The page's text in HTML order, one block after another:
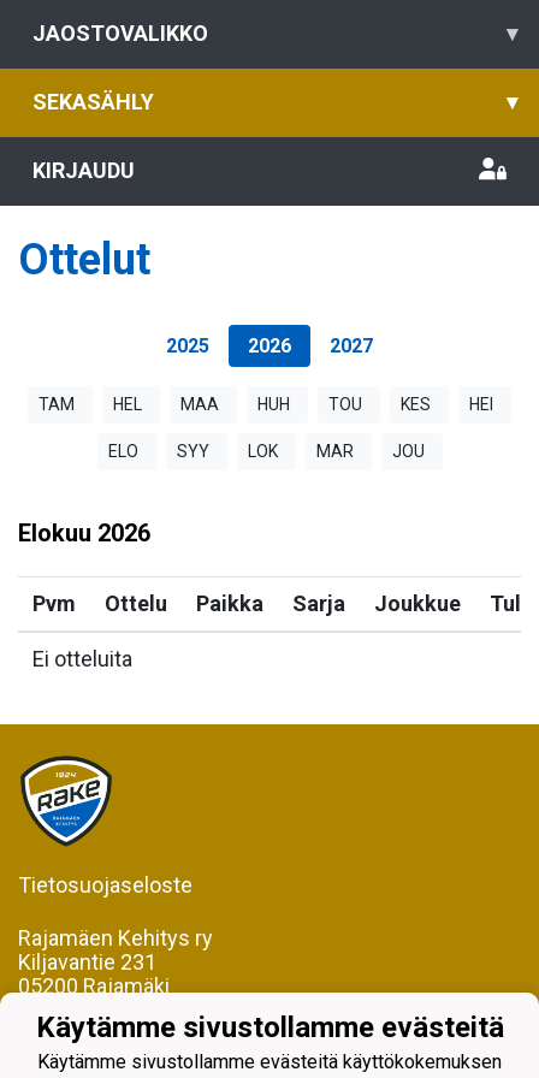
JAOSTOVALIKKO ▾
SEKASÄHLY ▾
KIRJAUDU
Ottelut
2025 2026 2027
TAM HEL MAA HUH TOU KES HEI
ELO SYY LOK MAR JOU
Elokuu 2026
Pvm Ottelu Paikka Sarja Joukkue
Ei otteluita
Tietosuojaseloste
Rajamäen Kehitys ry
Kiljavantie 231
05200 Rajamäki
Y-tunnus 0598128-2
Käytämme sivustollamme evästeitä
Käytämme sivustollamme evästeitä käyttökokemuksen